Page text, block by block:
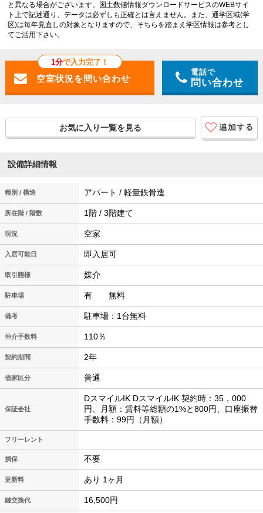
と異なる場合がございます。国土数値情報ダウンロードサービスのWEBサイ
ト上で記述通り、データは必ずしも正確とは言えません。また、通学区域(学
区)は毎年見直しの対象となりますので、そちらを踏まえ学区情報は参考とし
てご活用下さい。
1分で入力完了！
電話で
問い合わせ
お気に入り一覧を見る
設備詳細情報
種別 / 構造 アパート / 軽量鉄骨造
所在階 / 階数 1階 / 3階建て
現況 空家
入居可能日 即入居可
取引態様 媒介
駐車場 有 無料
備考 駐車場：1台無料
仲介手数料 110％
契約期間 2年
借家区分 普通
保証会社
DスマイルIK DスマイルIK 契約時：35，000
円、月額：賃料等総額の1%と800円、口座振替
手数料：99円（月額）
フリーレント
損保 不要
更新料 あり 1ヶ月
鍵交換代 16,500円